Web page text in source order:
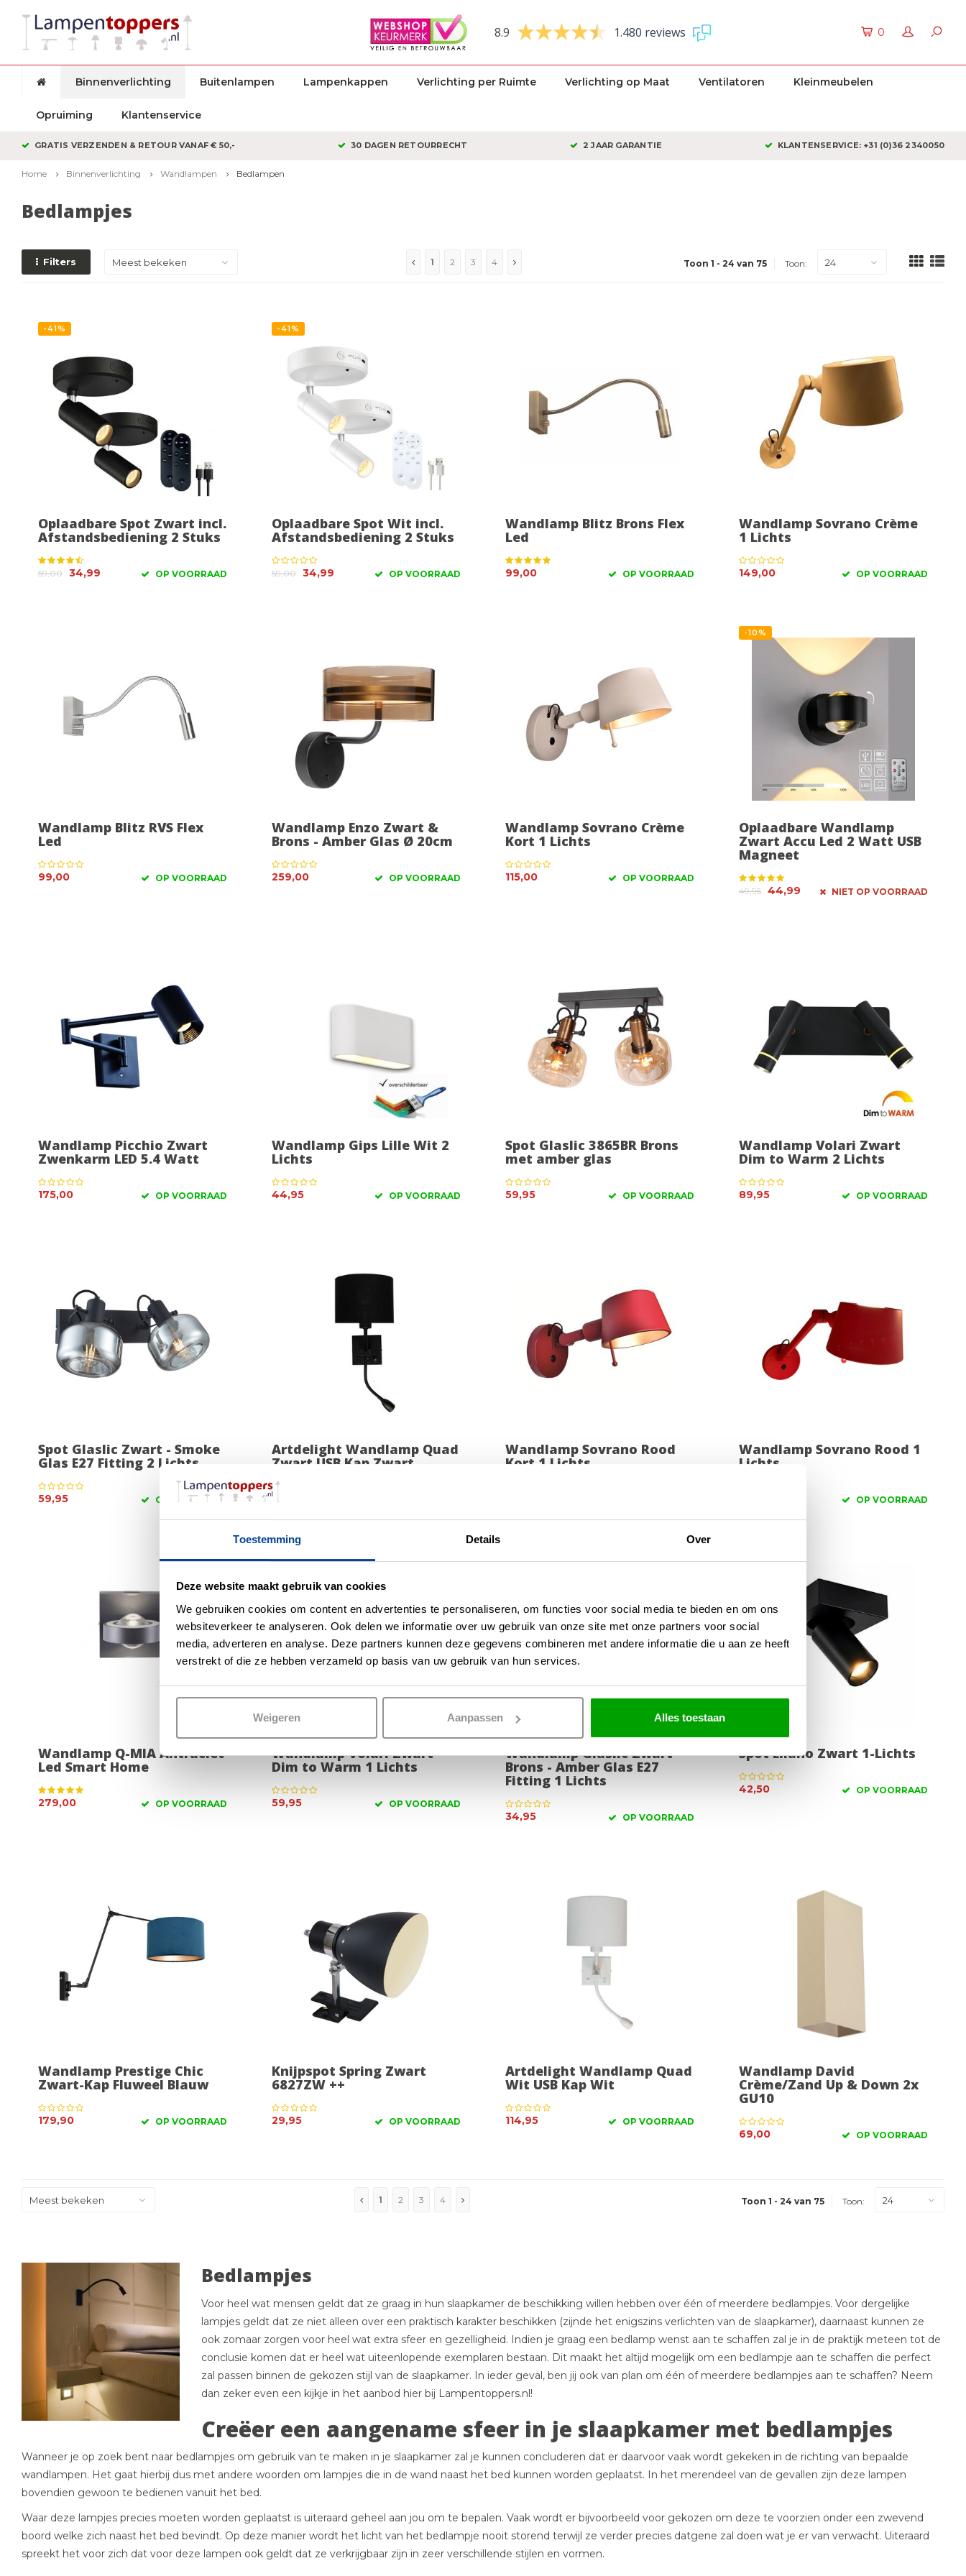
Toestemming Details Over
Deze website maakt gebruik van cookies
We gebruiken cookies om content en advertenties te personaliseren, om functies voor social media te bieden en om ons
websiteverkeer te analyseren. Ook delen we informatie over uw gebruik van onze site met onze partners voor social
media, adverteren en analyse. Deze partners kunnen deze gegevens combineren met andere informatie die u aan ze heeft
verstrekt of die ze hebben verzameld op basis van uw gebruik van hun services.
Weigeren Aanpassen Alles toestaan
8.9 1.480 reviews 0
Binnenverlichting Buitenlampen Lampenkappen Verlichting per Ruimte Verlichting op Maat Ventilatoren Kleinmeubelen
Opruiming Klantenservice
GRATIS VERZENDEN & RETOUR VANAF € 50,- 30 DAGEN RETOURRECHT 2 JAAR GARANTIE KLANTENSERVICE: +31 (0)36 2340050
Home Binnenverlichting Wandlampen Bedlampen
Bedlampjes
Filters Meest bekeken 1 2 3 4 Toon 1 - 24 van 75 Toon: 24
-41%
Oplaadbare Spot Zwart incl.
Afstandsbediening 2 Stuks
59,00 34,99 OP VOORRAAD
-41%
Oplaadbare Spot Wit incl.
Afstandsbediening 2 Stuks
59,00 34,99 OP VOORRAAD
Wandlamp Blitz Brons Flex
Led
99,00 OP VOORRAAD
Wandlamp Sovrano Crème
1 Lichts
149,00 OP VOORRAAD
Wandlamp Blitz RVS Flex
Led
99,00 OP VOORRAAD
Wandlamp Enzo Zwart &
Brons - Amber Glas Ø 20cm
259,00 OP VOORRAAD
Wandlamp Sovrano Crème
Kort 1 Lichts
115,00 OP VOORRAAD
-10%
Oplaadbare Wandlamp
Zwart Accu Led 2 Watt USB
Magneet
49,95 44,99 NIET OP VOORRAAD
Wandlamp Picchio Zwart
Zwenkarm LED 5.4 Watt
175,00 OP VOORRAAD
Wandlamp Gips Lille Wit 2
Lichts
44,95 OP VOORRAAD
Spot Glaslic 3865BR Brons
met amber glas
59,95 OP VOORRAAD
Wandlamp Volari Zwart
Dim to Warm 2 Lichts
89,95 OP VOORRAAD
Spot Glaslic Zwart - Smoke
Glas E27 Fitting 2 Lichts
59,95 OP VOORRAAD
Artdelight Wandlamp Quad
Zwart USB Kap Zwart
114,95
Wandlamp Sovrano Rood
Kort 1 Lichts
Wandlamp Sovrano Rood 1
Lichts
OP VOORRAAD
Wandlamp Q-MIA Antraciet
Led Smart Home
279,00 OP VOORRAAD
Wandlamp Volari Zwart
Dim to Warm 1 Lichts
59,95 OP VOORRAAD
Wandlamp Glaslic Zwart
Brons - Amber Glas E27
Fitting 1 Lichts
34,95 OP VOORRAAD
Spot Eliano Zwart 1-Lichts
42,50 OP VOORRAAD
Wandlamp Prestige Chic
Zwart-Kap Fluweel Blauw
179,90 OP VOORRAAD
Knijpspot Spring Zwart
6827ZW ++
29,95 OP VOORRAAD
Artdelight Wandlamp Quad
Wit USB Kap Wit
114,95 OP VOORRAAD
Wandlamp David
Crème/Zand Up & Down 2x
GU10
69,00 OP VOORRAAD
Meest bekeken 1 2 3 4 Toon 1 - 24 van 75 Toon: 24
Bedlampjes
Voor heel wat mensen geldt dat ze graag in hun slaapkamer de beschikking willen hebben over één of meerdere bedlampjes. Voor dergelijke
lampjes geldt dat ze niet alleen over een praktisch karakter beschikken (zijnde het enigszins verlichten van de slaapkamer), daarnaast kunnen ze
ook zomaar zorgen voor heel wat extra sfeer en gezelligheid. Indien je graag een bedlamp wenst aan te schaffen zal je in de praktijk meteen tot de
conclusie komen dat er heel wat uiteenlopende exemplaren bestaan. Dit maakt het altijd mogelijk om een bedlampje aan te schaffen die perfect
zal passen binnen de gekozen stijl van de slaapkamer. In ieder geval, ben jij ook van plan om één of meerdere bedlampjes aan te schaffen? Neem
dan zeker even een kijkje in het aanbod hier bij Lampentoppers.nl!
Creëer een aangename sfeer in je slaapkamer met bedlampjes
Wanneer je op zoek bent naar bedlampjes om gebruik van te maken in je slaapkamer zal je kunnen concluderen dat er daarvoor vaak wordt gekeken in de richting van bepaalde
wandlampen. Het gaat hierbij dus met andere woorden om lampjes die in de wand naast het bed kunnen worden geplaatst. In het merendeel van de gevallen zijn deze lampen
bovendien gewoon te bedienen vanuit het bed.
Waar deze lampjes precies moeten worden geplaatst is uiteraard geheel aan jou om te bepalen. Vaak wordt er bijvoorbeeld voor gekozen om deze te voorzien onder een zwevend
boord welke zich naast het bed bevindt. Op deze manier wordt het licht van het bedlampje nooit storend terwijl ze verder precies datgene zal doen wat je er van verwacht. Uiteraard
spreekt het voor zich dat voor deze lampen ook geldt dat ze verkrijgbaar zijn in zeer verschillende stijlen en vormen.